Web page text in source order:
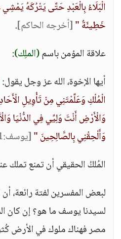
الْبَلَاءُ بِالْعَبْدِ حَتَّى يَتْرُكَهُ
خَطِيئَةٌ "[أخرجه الحاكم].
علاقة المؤمن باسم(الملِك):
أيها الإخوة، الله عز وجل يقول:
الْمُلْكِ وَعَلَّمْتَنِي مِنْ تَأْوِيلِ
وَالْأَرْضِ أَنْتَ وَلِيِّي فِي الدُّنْيَا
وَأَلْحِقْنِي بِالصَّالِحِينَ "[يوسف:101]
المُلكُ الحقيقي أن تمنع تملك
لبعض المفسرين لفتة رائعة، أن
لسيدنا يوسف ما هو؟ إن كان
مصر فهناك ملوك في الأرض